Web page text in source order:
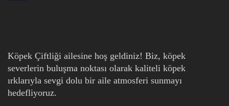
Köpek Çiftliği ailesine hoş geldiniz! Biz, köpek
severlerin buluşma noktası olarak kaliteli köpek
ırklarıyla sevgi dolu bir aile atmosferi sunmayı
hedefliyoruz.